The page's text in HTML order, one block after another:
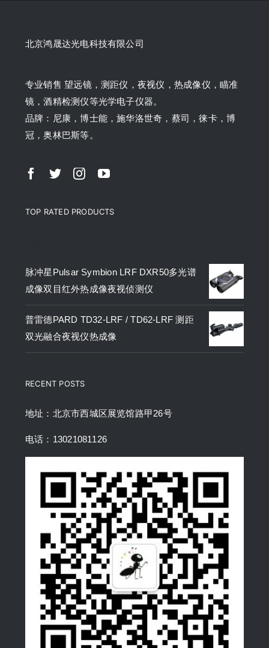
北京鸿晟达光电科技有限公司
专业销售 望远镜，测距仪，夜视仪，热成像仪，瞄准
镜，酒精检测仪等光学电子仪器。
品牌：尼康，博士能，施华洛世奇，蔡司，徕卡，博
冠，奥林巴斯等。
TOP RATED PRODUCTS
脉冲星Pulsar Symbion LRF DXR50多光谱
成像双目红外热成像夜视侦测仪
普雷德PARD TD32-LRF / TD62-LRF 测距
双光融合夜视仪热成像
RECENT POSTS
地址：北京市西城区展览馆路甲26号
电话：13021081126